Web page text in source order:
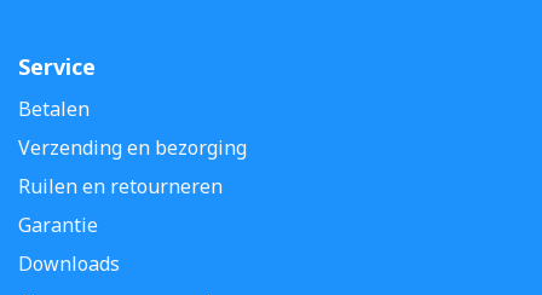
Service
Betalen
Verzending en bezorging
Ruilen en retourneren
Garantie
Downloads